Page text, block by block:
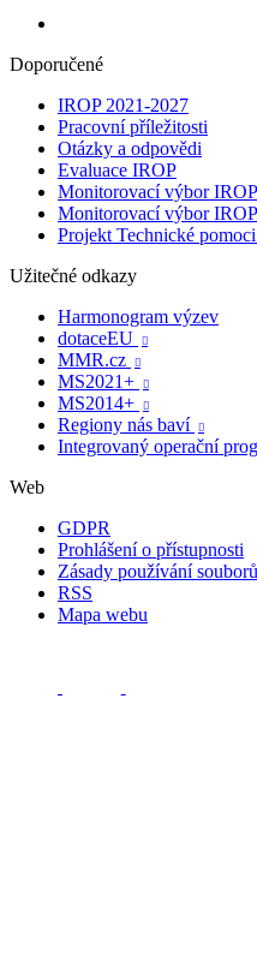
Doporučené
IROP 2021-2027
Pracovní příležitosti
Otázky a odpovědi
Evaluace IROP
Monitorovací výbor
Monitorovací výbor
Projekt Technické
Užitečné odkazy
Harmonogram výzev
dotaceEU

MMR.cz 
MS2021+ 
MS2014+ 
Regiony nás baví 
Integrovaný operační
Web
GDPR
Prohlášení o přístupnosti
Zásady používání
RSS
Mapa webu